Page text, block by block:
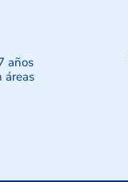
años
áreas